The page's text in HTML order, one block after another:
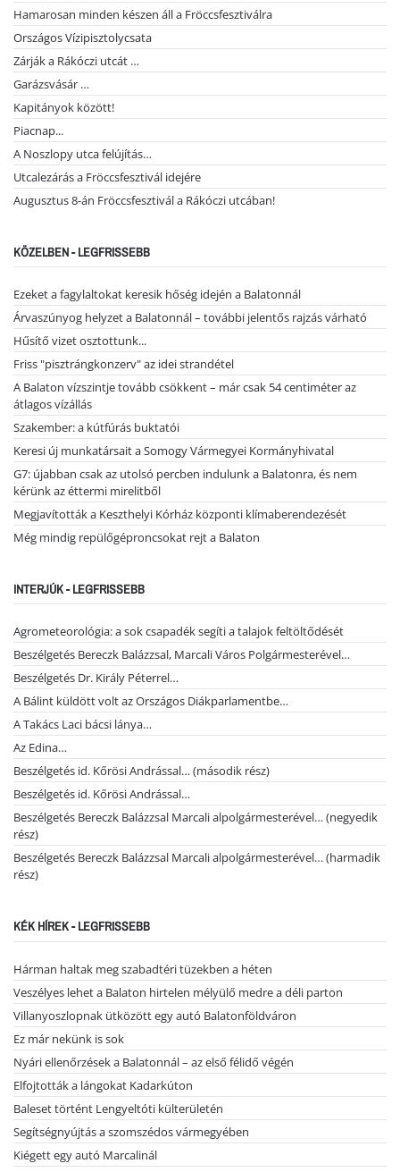
Hamarosan minden készen áll a Fröccsfesztiválra
Országos Vízipisztolycsata
Zárják a Rákóczi utcát …
Garázsvásár …
Kapitányok között!
Piacnap...
A Noszlopy utca felújítás…
Utcalezárás a Fröccsfesztivál idejére
Augusztus 8-án Fröccsfesztivál a Rákóczi utcában!
KÖZELBEN - LEGFRISSEBB
Ezeket a fagylaltokat keresik hőség idején a Balatonnál
Árvaszúnyog helyzet a Balatonnál – további jelentős rajzás várható
Hűsítő vizet osztottunk...
Friss "pisztrángkonzerv" az idei strandétel
A Balaton vízszintje tovább csökkent – már csak 54 centiméter az
átlagos vízállás
Szakember: a kútfúrás buktatói
Keresi új munkatársait a Somogy Vármegyei Kormányhivatal
G7: újabban csak az utolsó percben indulunk a Balatonra, és nem
kérünk az éttermi mirelitből
Megjavították a Keszthelyi Kórház központi klímaberendezését
Még mindig repülőgéproncsokat rejt a Balaton
INTERJÚK - LEGFRISSEBB
Agrometeorológia: a sok csapadék segíti a talajok feltöltődését
Beszélgetés Bereczk Balázzsal, Marcali Város Polgármesterével…
Beszélgetés Dr. Király Péterrel…
A Bálint küldött volt az Országos Diákparlamentbe…
A Takács Laci bácsi lánya…
Az Edina…
Beszélgetés id. Kőrösi Andrással… (második rész)
Beszélgetés id. Kőrösi Andrással…
Beszélgetés Bereczk Balázzsal Marcali alpolgármesterével… (negyedik
rész)
Beszélgetés Bereczk Balázzsal Marcali alpolgármesterével… (harmadik
rész)
KÉK HÍREK - LEGFRISSEBB
Hárman haltak meg szabadtéri tüzekben a héten
Veszélyes lehet a Balaton hirtelen mélyülő medre a déli parton
Villanyoszlopnak ütközött egy autó Balatonföldváron
Ez már nekünk is sok
Nyári ellenőrzések a Balatonnál – az első félidő végén
Elfojtották a lángokat Kadarkúton
Baleset történt Lengyeltóti külterületén
Segítségnyújtás a szomszédos vármegyében
Kiégett egy autó Marcalinál